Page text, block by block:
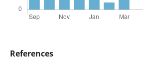
References